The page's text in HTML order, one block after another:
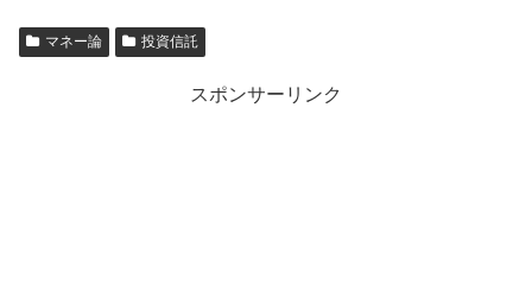
マネー論 投資信託
スポンサーリンク